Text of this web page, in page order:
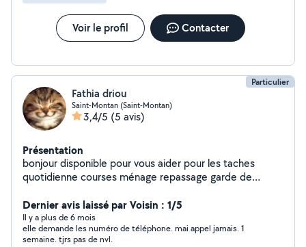
Voir le profil Contacter
Particulier
Fathia driou
Saint-Montan (Saint-Montan)
3,4/5 (5 avis)
Présentation
bonjour disponible pour vous aider pour les taches
quotidienne courses ménage repassage garde de
nuits experience de plusieurs annees acpete tout mode
de paiments cordialement
Dernier avis laissé par Voisin : 1/5
Il y a plus de 6 mois
elle demande les numéro de téléphone. mai appel jamais. 1
semaine. tjrs pas de nvl.